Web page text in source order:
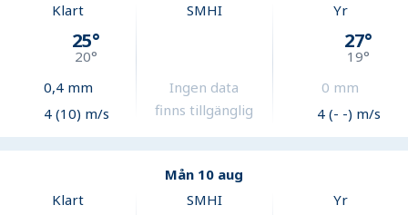
Klart
25°
20°
0,4mm
4 (10) m/s
SMHI
Ingen data
finns tillgänglig
Yr
27°
19°
0 mm
4 (- -) m/s
Mån 10 aug
Klart
SMHI Yr